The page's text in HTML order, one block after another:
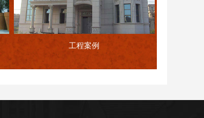
工程案例